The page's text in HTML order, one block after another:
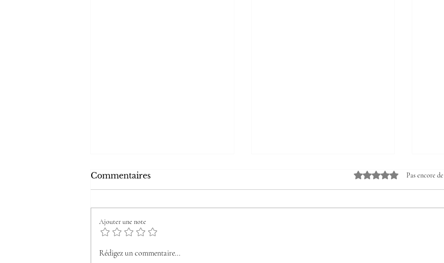
Bourse aux livres ce
Commentaires Noté 0 étoile sur 5.Pas encore
Ajouter une note
Rédigez un commentaire...